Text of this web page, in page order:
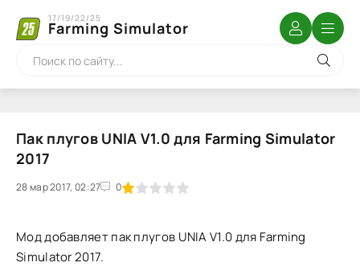
Farming Simulator
17/19/22/25
Пак плугов UNIA V1.0 для Farming Simulator
2017
28 мар 2017, 02:27 0
1 2 3 4 5
Мод добавляет пак плугов UNIA V1.0 для Farming
Simulator 2017.